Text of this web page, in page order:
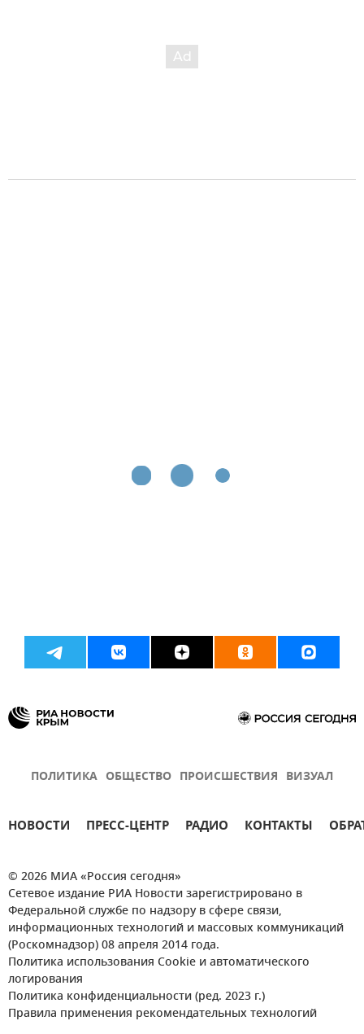
ПОЛИТИКА ОБЩЕСТВО ПРОИСШЕСТВИЯ ВИЗУАЛ
НОВОСТИ ПРЕСС-ЦЕНТР РАДИО КОНТАКТЫ
© 2026 МИА «Россия сегодня»
Сетевое издание РИА Новости зарегистрировано в
Федеральной службе по надзору в сфере связи,
информационных технологий и массовых коммуникаций
(Роскомнадзор) 08 апреля 2014 года.
Политика использования Cookie и автоматического
логирования
Политика конфиденциальности (ред. 2023 г.)
Правила применения рекомендательных технологий